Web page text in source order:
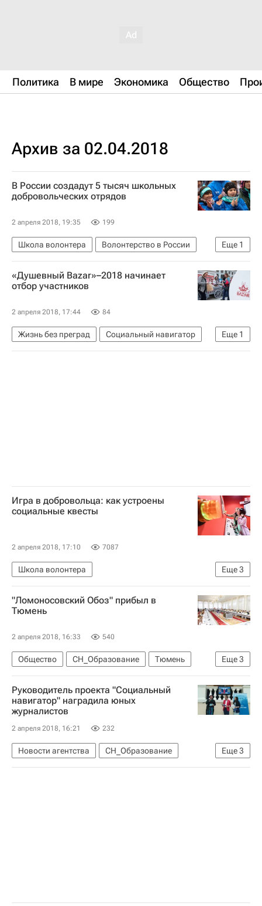
Политика В мире Экономика Общество
Архив за 02.04.2018
В России создадут 5 тысяч школьных
добровольческих отрядов
2 апреля 2018, 19:35 199
Еще 1
Школа волонтера
Волонтерство в России
Россия
«Душевный Bazar»–2018 начинает
отбор участников
2 апреля 2018, 17:44 84
Еще 1
Жизнь без преград
Социальный навигатор
Россия
Игра в добровольца: как устроены
социальные квесты
2 апреля 2018, 17:10 7087
Еще3
Школа волонтера
Социальное волонтерство - Школа волонтера
Волонтерство в России
Россия
"Ломоносовский Обоз" прибыл в
Тюмень
2 апреля 2018, 16:33 540
Еще3
Общество СН_Образование
Тюмень
Москва
Тюменский государственный университет
Социальный навигатор
Руководитель проекта "Социальный
навигатор" наградила юных
журналистов
2 апреля 2018, 16:21 232
Еще3
Новости агентства
СН_Образование
Наталья Тюрина
МИА "Россия сегодня"